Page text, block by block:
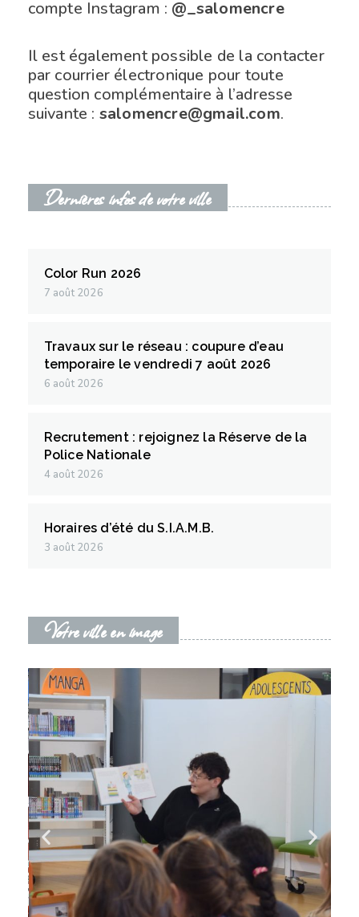
compte Instagram : @_salomencre
Il est également possible de la contacter
par courrier électronique pour toute
question complémentaire à l’adresse
suivante : salomencre@gmail.com.
Dernières infos de votre ville
Color Run 2026
7 août 2026
Travaux sur le réseau : coupure d’eau
temporaire le vendredi 7 août 2026
6 août 2026
Recrutement : rejoignez la Réserve de la
Police Nationale
4 août 2026
Horaires d’été du S.I.A.M.B.
3 août 2026
Votre ville en image